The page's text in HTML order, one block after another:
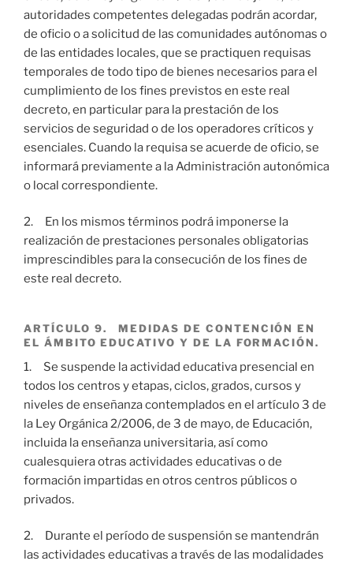
autoridades competentes delegadas podrán acordar,
de oficio o a solicitud de las comunidades autónomas o
de las entidades locales, que se practiquen requisas
temporales de todo tipo de bienes necesarios para el
cumplimiento de los fines previstos en este real
decreto, en particular para la prestación de los
servicios de seguridad o de los operadores críticos y
esenciales. Cuando la requisa se acuerde de oficio, se
informará previamente a la Administración autonómica
o local correspondiente.
2. En los mismos términos podrá imponerse la
realización de prestaciones personales obligatorias
imprescindibles para la consecución de los fines de
este real decreto.
ARTÍCULO 9. MEDIDAS DE CONTENCIÓN EN
EL ÁMBITO EDUCATIVO Y DE LA FORMACIÓN.
1. Se suspende la actividad educativa presencial en
todos los centros y etapas, ciclos, grados, cursos y
niveles de enseñanza contemplados en el artículo 3 de
la Ley Orgánica 2/2006, de 3 de mayo, de Educación,
incluida la enseñanza universitaria, así como
cualesquiera otras actividades educativas o de
formación impartidas en otros centros públicos o
privados.
2. Durante el período de suspensión se mantendrán
las actividades educativas a través de las modalidades